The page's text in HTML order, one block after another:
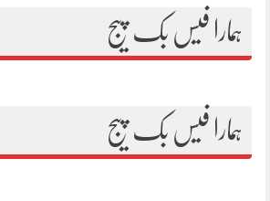
ہمارا فیس بک پیج
ہمارا فیس بک پیج